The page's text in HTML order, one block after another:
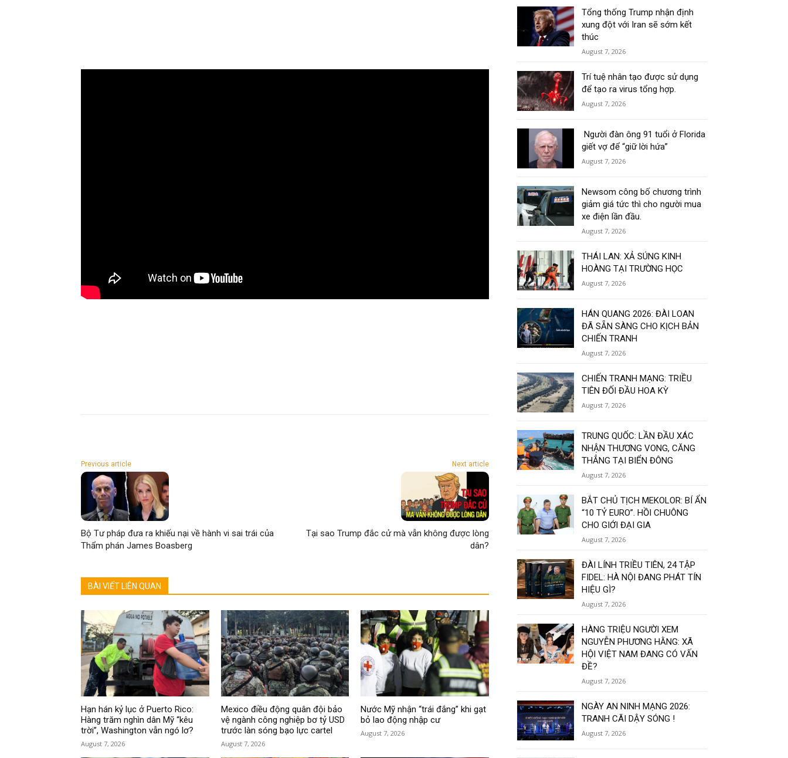
Previous article
Bộ Tư pháp đưa ra khiếu nại về hành vi sai trái của
Thẩm phán James Boasberg
Next article
Tại sao Trump đắc cử mà vẫn không được lòng
dân?
BÀI VIẾT LIÊN QUAN
Hạn hán kỷ lục ở Puerto Rico:
Hàng trăm nghìn dân Mỹ “kêu
trời”, Washington vẫn ngó lơ?
August 7, 2026
Mexico điều động quân đội bảo
vệ ngành công nghiệp bơ tỷ USD
trước làn sóng bạo lực cartel
August 7, 2026
Nước Mỹ nhận “trái đắng” khi gạt
bỏ lao động nhập cư
August 7, 2026
Tổng thống Trump nhận định
xung đột với Iran sẽ sớm kết
thúc
August 7, 2026
Trí tuệ nhân tạo được sử dụng
để tạo ra virus tổng hợp.
August 7, 2026
Người đàn ông 91 tuổi ở Florida
giết vợ để “giữ lời hứa”
August 7, 2026
Newsom công bố chương trình
giảm giá tức thì cho người mua
xe điện lần đầu.
August 7, 2026
THÁI LAN: XẢ SÚNG KINH
HOÀNG TẠI TRƯỜNG HỌC
August 7, 2026
HÁN QUANG 2026: ĐÀI LOAN
ĐÃ SẴN SÀNG CHO KỊCH BẢN
CHIẾN TRANH
August 7, 2026
CHIẾN TRANH MẠNG: TRIỀU
TIÊN ĐỐI ĐẦU HOA KỲ
August 7, 2026
TRUNG QUỐC: LẦN ĐẦU XÁC
NHẬN THƯƠNG VONG, CĂNG
THẲNG TẠI BIỂN ĐÔNG
August 7, 2026
BẮT CHỦ TỊCH MEKOLOR: BÍ ẨN
“10 TỶ EURO”. HỒI CHUÔNG
CHO GIỚI ĐẠI GIA
August 7, 2026
ĐÀI LÍNH TRIỀU TIÊN, 24 TẬP
FIDEL: HÀ NỘI ĐANG PHÁT TÍN
HIỆU GÌ?
August 7, 2026
HÀNG TRIỆU NGƯỜI XEM
NGUYỄN PHƯƠNG HẰNG: XÃ
HỘI VIỆT NAM ĐANG CÓ VẤN
ĐỀ?
August 7, 2026
NGÀY AN NINH MẠNG 2026:
TRANH CÃI DẬY SÓNG !
August 7, 2026